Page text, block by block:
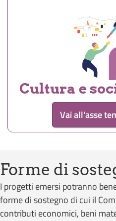
Cultura e
Vai all'asse
Forme di
I progetti emersi potranno
forme di sostegno di cui il
contributi economici, beni